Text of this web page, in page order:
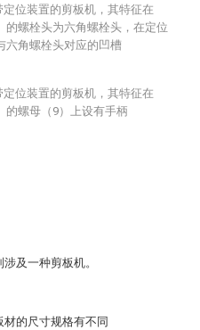
及一种剪板机。
的尺寸规格有不同
位装置的剪板机，其特征在
的螺栓头为六角螺栓头，在定位
六角螺栓头对应的凹槽
位装置的剪板机，其特征在
的螺母（9）上设有手柄